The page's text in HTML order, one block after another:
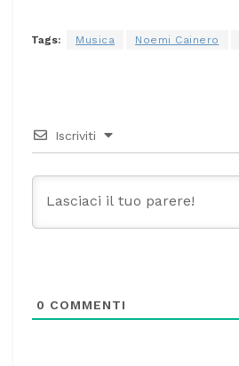
Tags: Musica Noemi Cainero
Iscriviti
0 COMMENTI